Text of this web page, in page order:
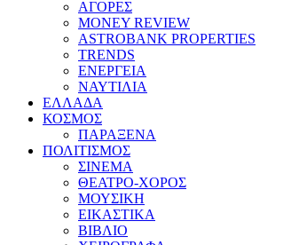
ΑΓΟΡΕΣ
MONEY REVIEW
ASTROBANK PROPERTIES
TRENDS
ΕΝΕΡΓΕΙΑ
ΝΑΥΤΙΛΙΑ
ΕΛΛΑΔΑ
ΚΟΣΜΟΣ
ΠΑΡΑΞΕΝΑ
ΠΟΛΙΤΙΣΜΟΣ
ΣΙΝΕΜΑ
ΘΕΑΤΡΟ-ΧΟΡΟΣ
ΜΟΥΣΙΚΗ
ΕΙΚΑΣΤΙΚΑ
ΒΙΒΛΙΟ